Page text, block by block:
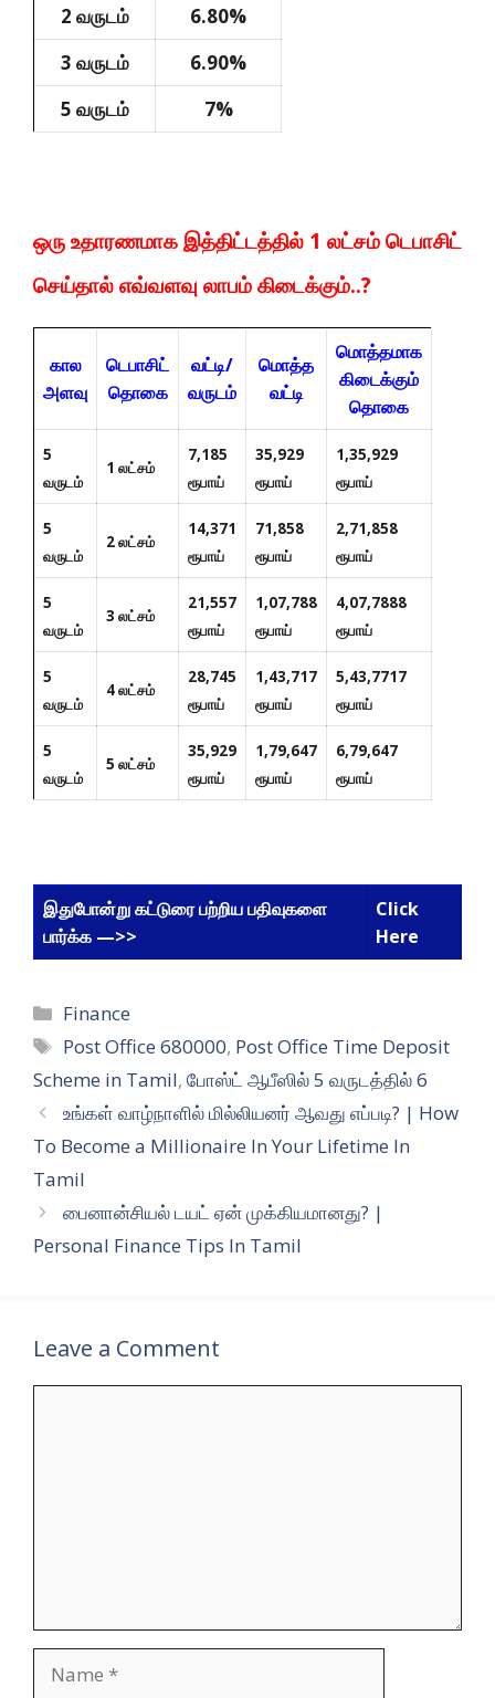
2 வருடம்
6.80%
3 வருடம்
6.90%
5 வருடம்
7%
ஒரு உதாரணமாக இத்திட்டத்தில் 1 லட்சம் டெபாசிட்
செய்தால் எவ்வளவு லாபம் கிடைக்கும்..?
கால
அளவு
டெபாசிட்
தொகை
வட்டி/
வருடம்
மொத்த
வட்டி
மொத்தமாக
கிடைக்கும்
தொகை
5
வருடம்
1 லட்சம்
7,185
ரூபாய்
35,929
ரூபாய்
1,35,929
ரூபாய்
5
வருடம்
2 லட்சம்
14,371
ரூபாய்
71,858
ரூபாய்
2,71,858
ரூபாய்
5
வருடம்
3 லட்சம்
21,557
ரூபாய்
1,07,788
ரூபாய்
4,07,7888
ரூபாய்
5
வருடம்
4 லட்சம்
28,745
ரூபாய்
1,43,717
ரூபாய்
5,43,7717
ரூபாய்
5
வருடம்
5 லட்சம்
35,929
ரூபாய்
1,79,647
ரூபாய்
6,79,647
ரூபாய்
இதுபோன்று கட்டுரை பற்றிய பதிவுகளை
பார்க்க —>>
Click
Here
Categories
Finance
Tags
Post Office 680000, Post Office Time Deposit
Scheme in Tamil, போஸ்ட் ஆபீஸில் 5 வருடத்தில் 6
உங்கள் வாழ்நாளில் மில்லியனர் ஆவது எப்படி? | How
To Become a Millionaire In Your Lifetime In
Tamil
பைனான்சியல் டயட் ஏன் முக்கியமானது? |
Personal Finance Tips In Tamil
Leave a Comment